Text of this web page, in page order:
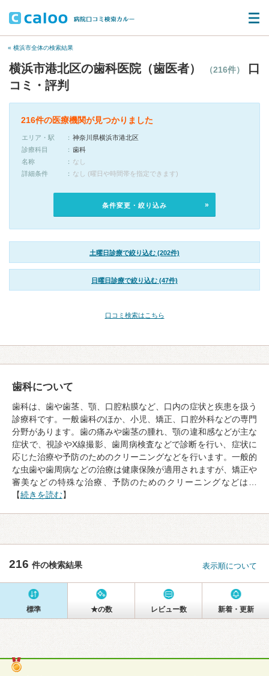
« 横浜市全体の検索結果
横浜市港北区の歯科医院（歯医者） （216件）
口
コミ・評判
216件の医療機関が見つかりました
エリア・駅
神奈川県横浜市港北区
診療科目
歯科
名称
なし
詳細条件
なし (曜日や時間帯を指定できます)
条件変更・絞り込み
土曜日診療で絞り込む (202件)
日曜日診療で絞り込む (47件)
口コミ検索はこちら
歯科について
歯科は、歯や歯茎、顎、口腔粘膜など、口内の症状と疾患を扱う
診療科です。一般歯科のほか、小児、矯正、口腔外科などの専門
分野があります。歯の痛みや歯茎の腫れ、顎の違和感などが主な
症状で、視診やX線撮影、歯周病検査などで診断を行い、症状に
応じた治療や予防のためのクリーニングなどを行います。一般的
な虫歯や歯周病などの治療は健康保険が適用されますが、矯正や
審美などの特殊な治療、予防のためのクリーニングなどは…
【続きを読む】
216 件の検索結果 表示順について
標準 ★の数 レビュー数 新着・更新